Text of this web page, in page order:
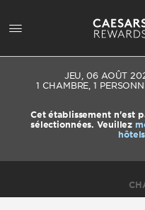
JEU, 06 AOÛT
1 CHAMBRE,1
Cet établissement n'est
sélectionnées. Veuillez